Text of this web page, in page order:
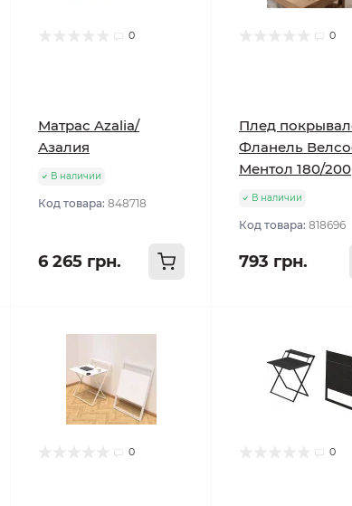
0
Матрас Azalia/
Азалия
В наличии
Код товара: 848718
6 265 грн.
0
Плед
Фланель
Ментол 180/200
В наличии
Код товара: 818696
793 грн.
0 0